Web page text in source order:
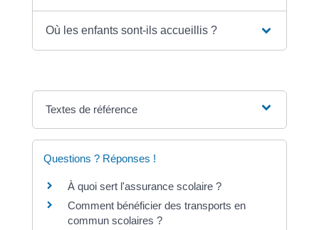
Où les enfants sont-ils accueillis ?
Textes de référence
Questions ? Réponses !
À quoi sert l'assurance scolaire ?
Comment bénéficier des transports en
commun scolaires ?